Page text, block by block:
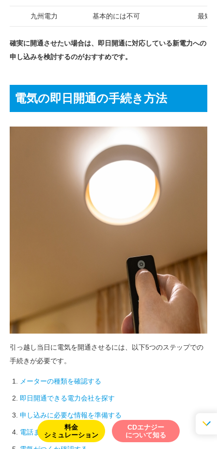
九州電力 基本的には不可 最短
確実に開通させたい場合は、即日開通に対応している新電力への
申し込みを検討するのがおすすめです。
電気の即日開通の手続き方法
引っ越し当日に電気を開通させるには、以下5つのステップでの
手続きが必要です。
メーターの種類を確認する
即日開通できる電力会社を探す
申し込みに必要な情報を準備する
電話またはWebで申し込む
料金
シミュレーション
CDエナジー
について知る